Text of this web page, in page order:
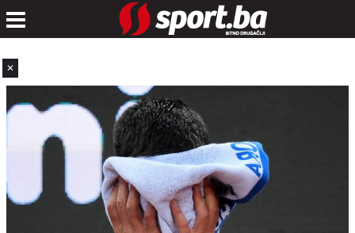
✕